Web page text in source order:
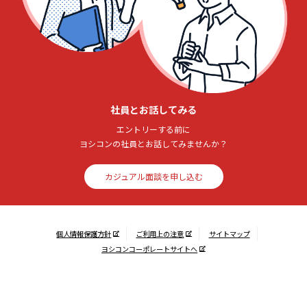
社員とお話してみる
エントリーする前に
ヨシコンの社員とお話してみませんか？
カジュアル面談を申し込む
個人情報保護方針 ご利用上の注意
サイトマップ
ヨシコンコーポレートサイトへ